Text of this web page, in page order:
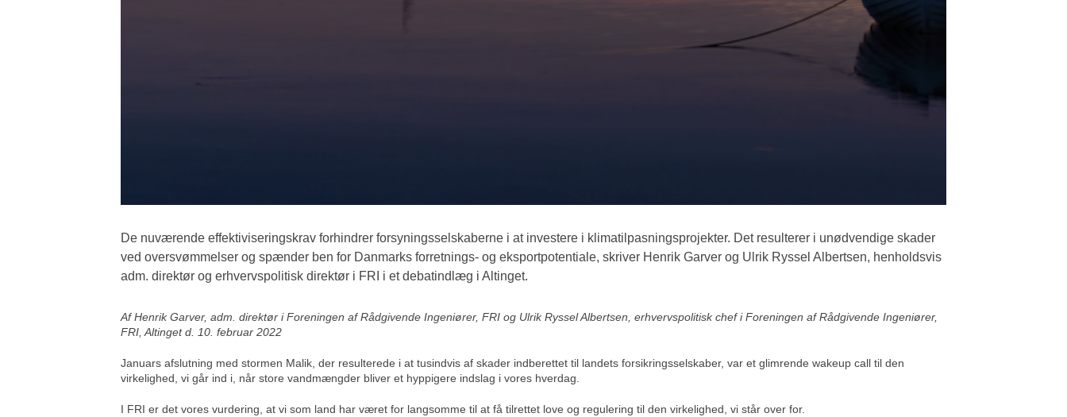
De nuværende effektiviseringskrav forhindrer forsyningsselskaberne i at investere i klimatilpasningsprojekter. Det resulterer i unødvendige skader
ved oversvømmelser og spænder ben for Danmarks forretnings- og eksportpotentiale, skriver Henrik Garver og Ulrik Ryssel Albertsen, henholdsvis
adm. direktør og erhvervspolitisk direktør i FRI i et debatindlæg i Altinget.
Af Henrik Garver, adm. direktør i Foreningen af Rådgivende Ingeniører, FRI og Ulrik Ryssel Albertsen, erhvervspolitisk chef i Foreningen af Rådgivende Ingeniører,
FRI, Altinget d. 10. februar 2022
Januars afslutning med stormen Malik, der resulterede i at tusindvis af skader indberettet til landets forsikringsselskaber, var et glimrende wakeup call til den
virkelighed, vi går ind i, når store vandmængder bliver et hyppigere indslag i vores hverdag.
I FRI er det vores vurdering, at vi som land har været for langsomme til at få tilrettet love og regulering til den virkelighed, vi står over for.